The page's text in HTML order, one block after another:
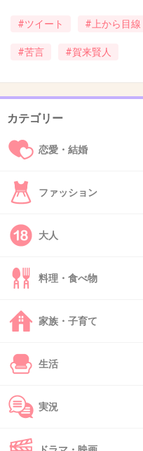
>>7
そういう役しか与えられないもん
1件の返信
41. 匿名
日本ってこういう発言す
個性を認めないし、謙虚
最終的に発言しないのが1
色々な考えがあって良いの
42. 匿名
暑苦しい！😩
#ツイート #上から目線
#苦言 #賀来賢人
カテゴリー
恋愛・結婚
ファッション
大人
料理・食べ物
家族・子育て
生活
実況